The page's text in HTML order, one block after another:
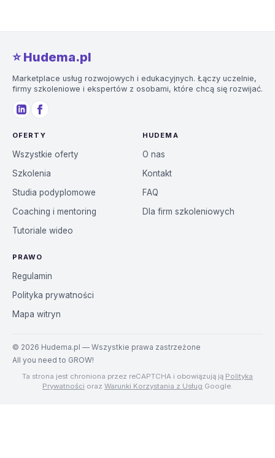
⭐️ Hudema.pl
Marketplace usług rozwojowych i edukacyjnych. Łączy uczelnie,
firmy szkoleniowe i ekspertów z osobami, które chcą się rozwijać.
OFERTY
Wszystkie oferty
Szkolenia
Studia podyplomowe
Coaching i mentoring
Tutoriale wideo
HUDEMA
O nas
Kontakt
FAQ
Dla firm szkoleniowych
PRAWO
Regulamin
Polityka prywatności
Mapa witryn
© 2026 Hudema.pl — Wszystkie prawa zastrzeżone
All you need to GROW!
Ta strona jest chroniona przez reCAPTCHA i obowiązują ją Polityka
Prywatności oraz Warunki Korzystania z Usług Google.